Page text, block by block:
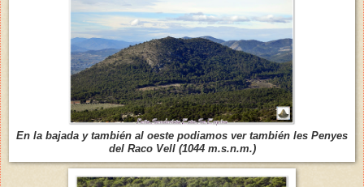
En la bajada y también al oeste podiamos ver también les Penyes
del Raco Vell (1044 m.s.n.m.)